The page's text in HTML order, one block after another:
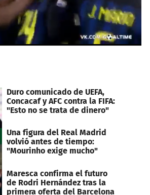
Duro comunicado de UEFA,
Concacaf y AFC contra la FIFA:
"Esto no se trata de dinero"
Una figura del Real Madrid
volvió antes de tiempo:
"Mourinho exige mucho"
Maresca confirma el futuro
de Rodri Hernández tras la
primera oferta del Barcelona